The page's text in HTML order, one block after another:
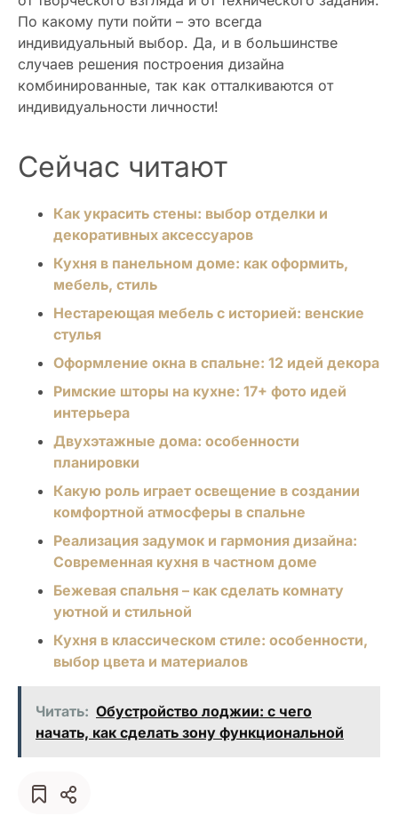
По какому пути пойти – это всегда
индивидуальный выбор. Да, и в большинстве
случаев решения построения дизайна
комбинированные, так как отталкиваются от
индивидуальности личности!
Сейчас читают
Как украсить стены: выбор отделки и
декоративных аксессуаров
Кухня в панельном доме: как оформить,
мебель, стиль
Нестареющая мебель с историей: венские
стулья
Оформление окна в спальне: 12 идей декора
Римские шторы на кухне: 17+ фото идей
интерьера
Двухэтажные дома: особенности
планировки
Какую роль играет освещение в создании
комфортной атмосферы в спальне
Реализация задумок и гармония дизайна:
Современная кухня в частном доме
Бежевая спальня – как сделать комнату
уютной и стильной
Кухня в классическом стиле: особенности,
выбор цвета и материалов
Читать: Обустройство лоджии: с чего
начать, как сделать зону функциональной